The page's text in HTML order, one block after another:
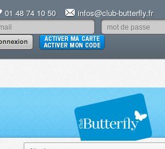
01 48 74 10 50 infos@club-butterfly.fr